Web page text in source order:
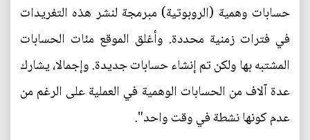
حسابات وهمية (الروبوتية) مبرمجة لنشر هذه التغريدات
في فترات زمنية محددة. وأغلق الموقع مئات الحسابات
المشتبه بها ولكن تم إنشاء حسابات جديدة. وإجمالا، يشارك
عدة آلاف من الحسابات الوهمية في العملية على الرغم من
عدم كونها نشطة في وقت واحد".